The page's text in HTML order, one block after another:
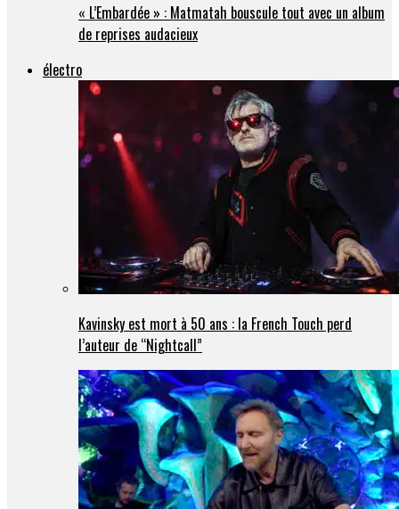
« L’Embardée » : Matmatah bouscule tout avec un album
de reprises audacieux
électro
Kavinsky est mort à 50 ans : la French Touch perd
l’auteur de “Nightcall”